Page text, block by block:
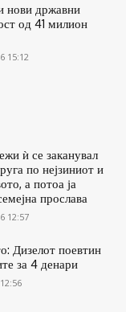
нови државни
од 41 милион
15:12
ѝ се заканувал
по нејзиниот и
а потоа ја
прослава
12:57
Дизелот поевтин
за 4 денари